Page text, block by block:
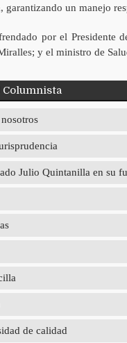
garantizando un manejo
por el
y el ministro de
Julio Quintanilla en su
de calidad